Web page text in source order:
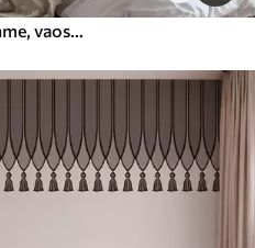
Suured, tekstuuriga lehed pehme, vaoshoitud taustal – minimalistlik kaasaegne kunst